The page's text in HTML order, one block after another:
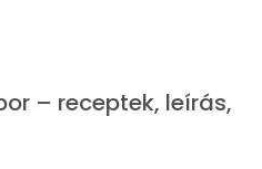
– receptek, leírás,